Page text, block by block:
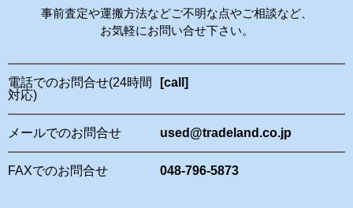
事前査定や運搬方法などご不明な点やご相談など、
お気軽にお問い合せ下さい。
電話でのお問合せ(24時間
対応)
[call]
メールでのお問合せ used@tradeland.co.jp
FAXでのお問合せ 048-796-5873